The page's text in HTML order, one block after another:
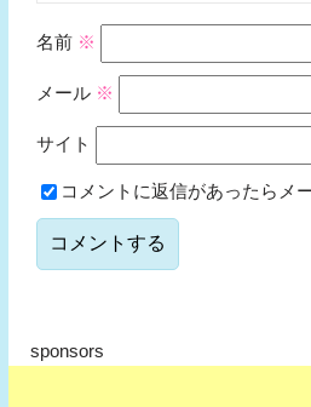
名前 ※
メール ※
サイト
コメントに返信があったらメ
sponsors